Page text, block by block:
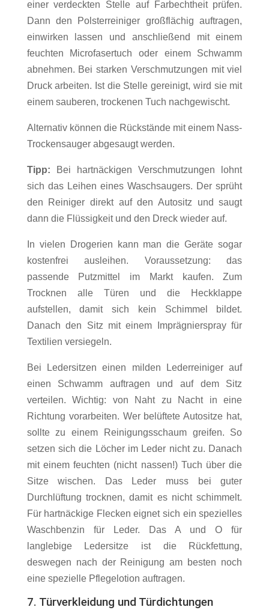
einer verdeckten Stelle auf Farbechtheit prüfen.
Dann den Polsterreiniger großflächig auftragen,
einwirken lassen und anschließend mit einem
feuchten Microfasertuch oder einem Schwamm
abnehmen. Bei starken Verschmutzungen mit viel
Druck arbeiten. Ist die Stelle gereinigt, wird sie mit
einem sauberen, trockenen Tuch nachgewischt.
Alternativ können die Rückstände mit einem Nass-
Trockensauger abgesaugt werden.
Tipp: Bei hartnäckigen Verschmutzungen lohnt
sich das Leihen eines Waschsaugers. Der sprüht
den Reiniger direkt auf den Autositz und saugt
dann die Flüssigkeit und den Dreck wieder auf.
In vielen Drogerien kann man die Geräte sogar
kostenfrei ausleihen. Voraussetzung: das
passende Putzmittel im Markt kaufen. Zum
Trocknen alle Türen und die Heckklappe
aufstellen, damit sich kein Schimmel bildet.
Danach den Sitz mit einem Imprägnierspray für
Textilien versiegeln.
Bei Ledersitzen einen milden Lederreiniger auf
einen Schwamm auftragen und auf dem Sitz
verteilen. Wichtig: von Naht zu Nacht in eine
Richtung vorarbeiten. Wer belüftete Autositze hat,
sollte zu einem Reinigungsschaum greifen. So
setzen sich die Löcher im Leder nicht zu. Danach
mit einem feuchten (nicht nassen!) Tuch über die
Sitze wischen. Das Leder muss bei guter
Durchlüftung trocknen, damit es nicht schimmelt.
Für hartnäckige Flecken eignet sich ein spezielles
Waschbenzin für Leder. Das A und O für
langlebige Ledersitze ist die Rückfettung,
deswegen nach der Reinigung am besten noch
eine spezielle Pflegelotion auftragen.
7. Türverkleidung und Türdichtungen